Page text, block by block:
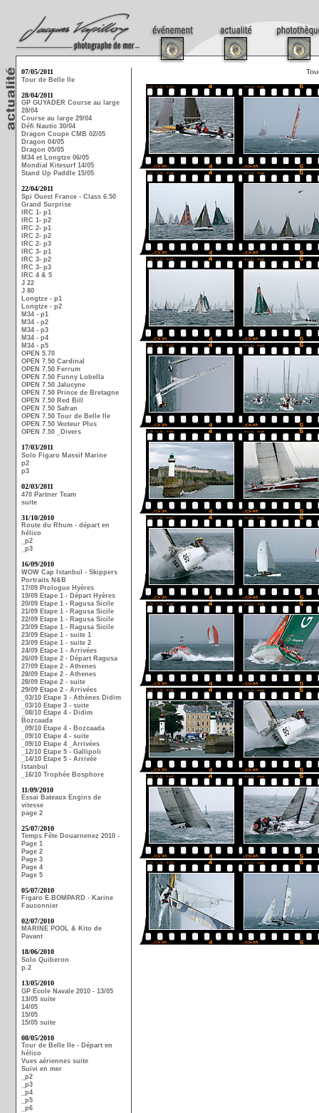
07/05/2011
Tour de Belle Ile
28/04/2011
GP GUYADER Course au large
28/04
Course au large 29/04
Défi Nautic 30/04
Dragon Coupe CMB 02/05
Dragon 04/05
Dragon 05/05
M34 et Longtze 06/05
Mondial Kitesurf 14/05
Stand Up Paddle 15/05
22/04/2011
Spi Ouest France - Class 6.50
Grand Surprise
IRC 1- p1
IRC 1- p2
IRC 2- p1
IRC 2- p2
IRC 2- p3
IRC 3- p1
IRC 3- p2
IRC 3- p3
IRC 4 & 5
J 22
J 80
Longtze - p1
Longtze - p2
M34 - p1
M34 - p2
M34 - p3
M34 - p4
M34 - p5
OPEN 5.70
OPEN 7.50 Cardinal
OPEN 7.50 Ferrum
OPEN 7.50 Funny Lobella
OPEN 7.50 Jalucyne
OPEN 7.50 Prince de Bretagne
OPEN 7.50 Red Bill
OPEN 7.50 Safran
OPEN 7.50 Tour de Belle Ile
OPEN 7.50 Vecteur Plus
OPEN 7.50 _Divers
17/03/2011
Solo Figaro Massif Marine
p2
p3
02/03/2011
470 Partner Team
suite
31/10/2010
Route du Rhum - départ en
hélico
_p2
_p3
16/09/2010
WOW Cap Istanbul - Skippers
Portraits N&B
17/09 Prologue Hyères
19/09 Etape 1 - Départ Hyères
20/09 Etape 1 - Ragusa Sicile
21/09 Etape 1 - Ragusa Sicile
22/09 Etape 1 - Ragusa Sicile
23/09 Etape 1 - Ragusa Sicile
23/09 Etape 1 - suite 1
23/09 Etape 1 - suite 2
24/09 Etape 1 - Arrivées
26/09 Etape 2 - Départ Ragusa
27/09 Etape 2 - Athenes
28/09 Etape 2 - Athenes
28/09 Etape 2 - suite
29/09 Etape 2 - Arrivées
_03/10 Etape 3 - Athènes Didim
_03/10 Etape 3 - suite
_08/10 Etape 4 - Didim
Bozcaada
_09/10 Etape 4 - Bozcaada
_09/10 Etape 4 - suite
_09/10 Etape 4 _Arrivées
_12/10 Etape 5 - Gallipoli
_14/10 Etape 5 - Arrivée
Istanbul
_16/10 Trophée Bosphore
11/09/2010
Essai Bateaux Engins de
vitesse
page 2
25/07/2010
Temps Fête Douarnenez 2010 -
Page 1
Page 2
Page 3
Page 4
Page 5
05/07/2010
Figaro E.BOMPARD - Karine
Fauconnier
02/07/2010
MARINE POOL & Kito de
Pavant
18/06/2010
Solo Quiberon
p.2
13/05/2010
GP Ecole Navale 2010 - 13/05
13/05 suite
14/05
15/05
15/05 suite
08/05/2010
Tour de Belle Ile - Départ en
hélico
Vues aériennes suite
Suivi en mer
_p2
_p3
_p4
_p5
_p6